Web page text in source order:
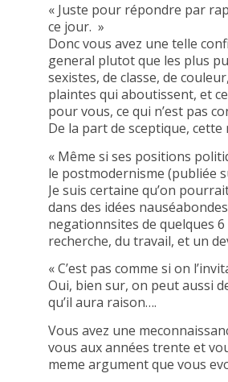
« Juste pour répondre par
ce jour. »
Donc vous avez une telle
general plutot que les plus
sexistes, de classe, de
plaintes qui aboutissent, et
pour vous, ce qui n’est pas
De la part de sceptique,
« Même si ses positions
le postmodernisme (publiée
Je suis certaine qu’on
dans des idées
negationnsites de quelques
recherche, du travail, et un
« C’est pas comme si on
Oui, bien sur, on peut aussi
qu’il aura raison….
Vous avez une
vous aux années trente et
meme argument que vous